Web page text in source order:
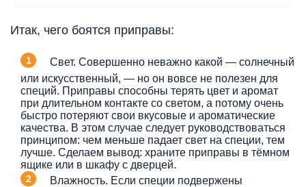
Итак, чего боятся приправы:
Свет. Совершенно неважно какой — солнечный
или искусственный, — но он вовсе не полезен для
специй. Приправы способны терять цвет и аромат
при длительном контакте со светом, а потому очень
быстро потеряют свои вкусовые и ароматические
качества. В этом случае следует руководствоваться
принципом: чем меньше падает свет на специи, тем
лучше. Сделаем вывод: храните приправы в тёмном
ящике или в шкафу с дверцей.
Влажность. Если специи подвержены